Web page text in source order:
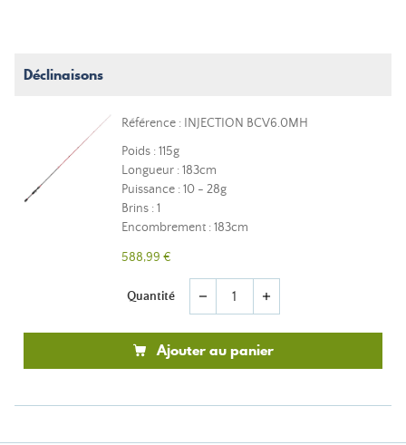
Déclinaisons
Référence : INJECTION BCV6.0MH
Poids : 115g
Longueur : 183cm
Puissance : 10 - 28g
Brins : 1
Encombrement : 183cm
588,99 €
Quantité remove add
Ajouter au panier